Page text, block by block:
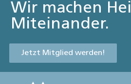
Wir machen
Miteinander.
Jetzt Mitglied werden!